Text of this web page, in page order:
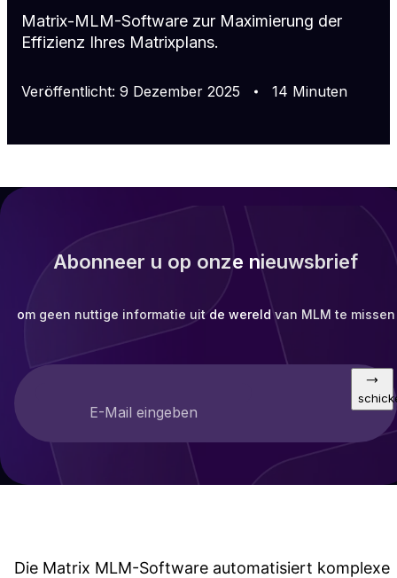
Matrix-MLM-Software zur Maximierung der
Effizienz Ihres Matrixplans.
Veröffentlicht: 9 Dezember 2025 14 Minuten
Abonneer u op onze nieuwsbrief
om geen nuttige informatie uit de wereld van MLM te missen
E-Mail eingeben
Die Matrix MLM-Software automatisiert komplexe